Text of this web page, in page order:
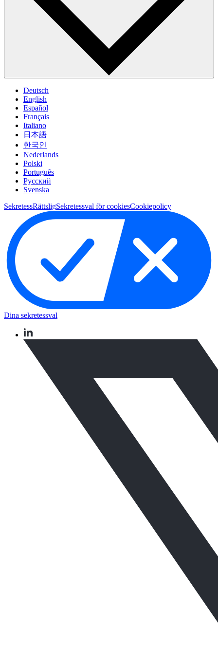
Deutsch
English
Español
Français
Italiano
日本語
한국인
Nederlands
Polski
Português
Pусский
Svenska
SekretessRättsligSekretessval för cookiesCookiepolicy
Dina sekretessval